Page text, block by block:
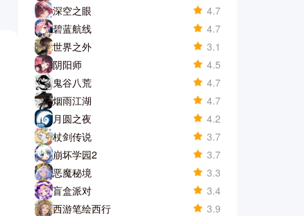
深空之眼
4.7
碧蓝航线
4.7
世界之外
3.1
阴阳师
4.5
鬼谷八荒
4.7
烟雨江湖
4.7
月圆之夜
4.2
杖剑传说
3.7
崩坏学园2
3.7
恶魔秘境
3.3
盲盒派对
3.4
西游笔绘西行
3.9